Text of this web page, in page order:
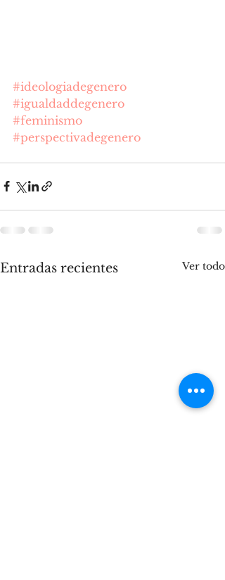
#ideologiadegenero
#igualdaddegenero
#feminismo
#perspectivadegenero
Entradas recientes Ver todo